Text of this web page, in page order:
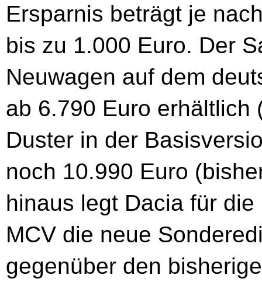
Ersparnis beträgt je
bis zu 1.000 Euro. Der
Neuwagen auf dem
ab 6.790 Euro erhältlich
Duster in der
noch 10.990 Euro
hinaus legt Dacia für
MCV die neue
gegenüber den